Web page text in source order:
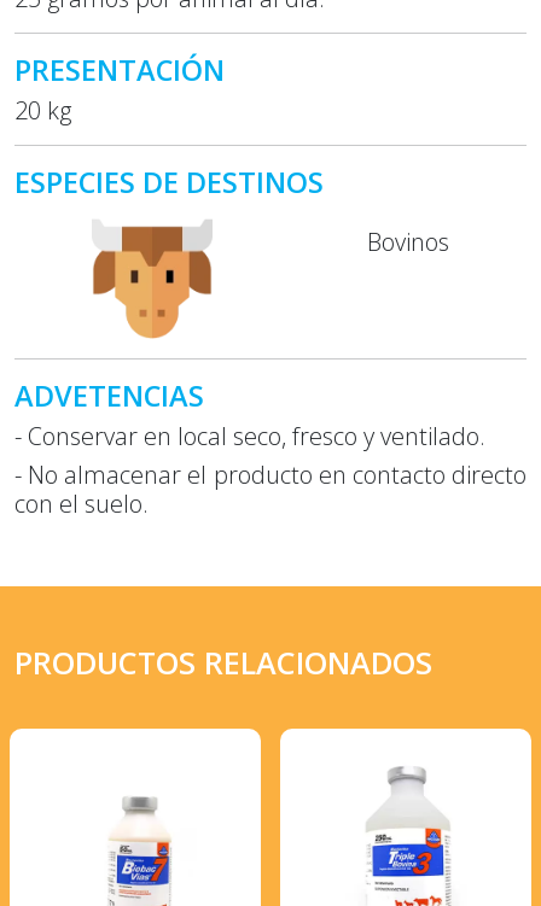
PRESENTACIÓN
20 kg
ESPECIES DE DESTINOS
Bovinos
ADVETENCIAS
- Conservar en local seco, fresco y ventilado.
- No almacenar el producto en contacto directo
con el suelo.
PRODUCTOS RELACIONADOS